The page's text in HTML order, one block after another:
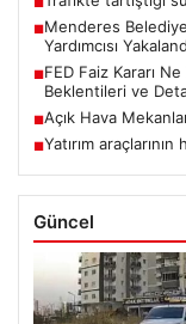
■Menderes
Yardımcısı
■FED Faiz Kararı
Beklentileri ve
■Açık Hava
■Yatırım
Güncel